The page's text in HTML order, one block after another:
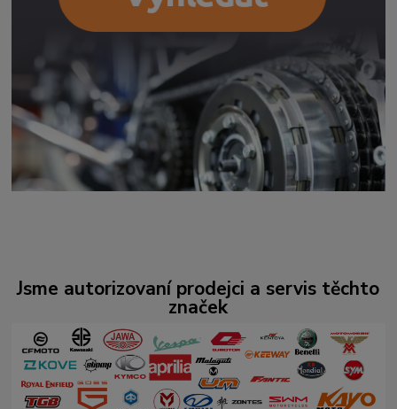
Jsme autorizovaní prodejci a servis těchto
značek